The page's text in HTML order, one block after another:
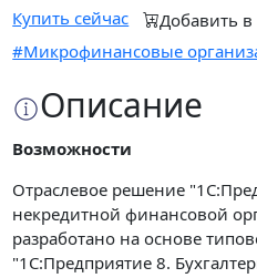
Купить сейчас
Добавить
#Микрофинансовые
Описание
Возможности
Отраслевое решение
некредитной финансовой
разработано на основе
"1С:Предприятие 8.